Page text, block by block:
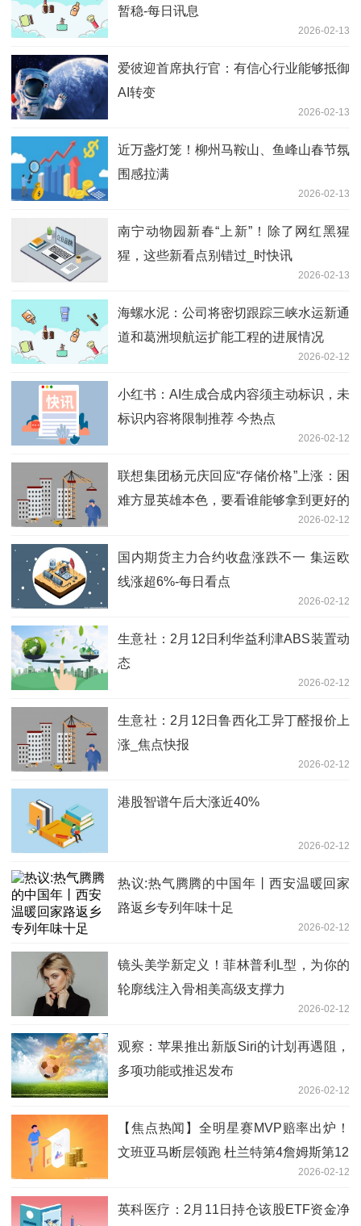
暂稳-每日讯息
2026-02-13
爱彼迎首席执行官：有信心行业能够抵御
AI转变
2026-02-13
近万盏灯笼！柳州马鞍山、鱼峰山春节氛
围感拉满
2026-02-13
南宁动物园新春“上新”！除了网红黑猩
猩，这些新看点别错过_时快讯
2026-02-13
海螺水泥：公司将密切跟踪三峡水运新通
道和葛洲坝航运扩能工程的进展情况
2026-02-12
小红书：AI生成合成内容须主动标识，未
标识内容将限制推荐 今热点
2026-02-12
联想集团杨元庆回应“存储价格”上涨：困
难方显英雄本色，要看谁能够拿到更好的
2026-02-12
国内期货主力合约收盘涨跌不一 集运欧
线涨超6%-每日看点
2026-02-12
生意社：2月12日利华益利津ABS装置动
态
2026-02-12
生意社：2月12日鲁西化工异丁醛报价上
涨_焦点快报
2026-02-12
港股智谱午后大涨近40%
2026-02-12
热议:热气腾腾的中国年丨西安温暖回家
路返乡专列年味十足
2026-02-12
镜头美学新定义！菲林普利L型，为你的
轮廓线注入骨相美高级支撑力
2026-02-12
观察：苹果推出新版Siri的计划再遇阻，
多项功能或推迟发布
2026-02-12
【焦点热闻】全明星赛MVP赔率出炉！
文班亚马断层领跑 杜兰特第4詹姆斯第12
2026-02-12
英科医疗：2月11日持仓该股ETF资金净